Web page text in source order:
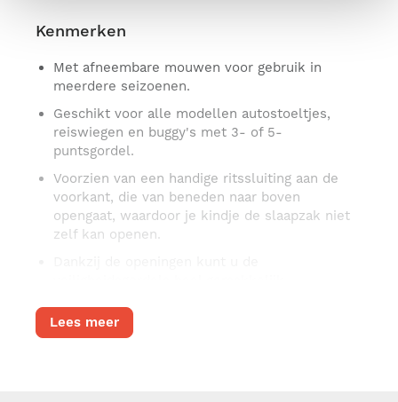
Kenmerken
Met afneembare mouwen voor gebruik in
meerdere seizoenen.
Geschikt voor alle modellen autostoeltjes,
reiswiegen en buggy's met 3- of 5-
puntsgordel.
Voorzien van een handige ritssluiting aan de
voorkant, die van beneden naar boven
opengaat, waardoor je kindje de slaapzak niet
zelf kan openen.
baby doen aansluiten.
Lees meer